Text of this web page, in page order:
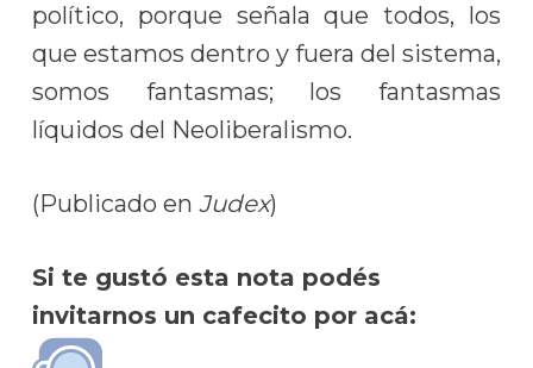
político, porque señala que todos, los
que estamos dentro y fuera del sistema,
somos fantasmas; los fantasmas
líquidos del Neoliberalismo.
(Publicado en Judex)
Si te gustó esta nota podés
invitarnos un cafecito por acá: